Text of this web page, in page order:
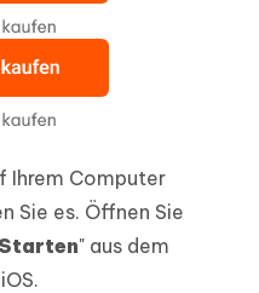
Ihrem Computer
Sie es. Öffnen Sie
Starten" aus dem